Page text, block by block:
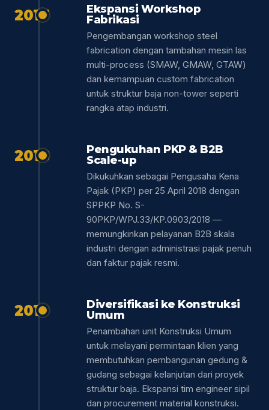
2017
Ekspansi Workshop
Fabrikasi
Pengembangan workshop steel
fabrication dengan tambahan mesin las
multi-process (SMAW, GMAW, GTAW)
dan kemampuan custom fabrication
untuk struktur baja non-tower seperti
rangka atap industri.
2018
Pengukuhan PKP & B2B
Scale-up
Dikukuhkan sebagai Pengusaha Kena
Pajak (PKP) per 25 April 2018 dengan
SPPKP No. S-
90PKP/WPJ.33/KP.0903/2018 —
memungkinkan pelayanan B2B skala
industri dengan administrasi pajak penuh
dan faktur pajak resmi.
2019
Diversifikasi ke Konstruksi
Umum
Penambahan unit Konstruksi Umum
untuk melayani permintaan klien yang
membutuhkan pembangunan gedung &
gudang sebagai kelanjutan dari proyek
struktur baja. Ekspansi tim engineer sipil
dan procurement material konstruksi.